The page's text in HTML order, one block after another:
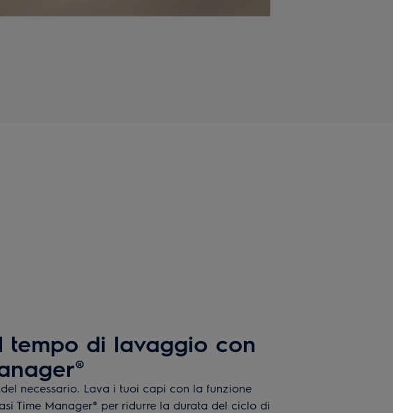
tempo di lavaggio con
necessario. Lava i tuoi capi con la funzione
Time Manager® per ridurre la durata del ciclo di